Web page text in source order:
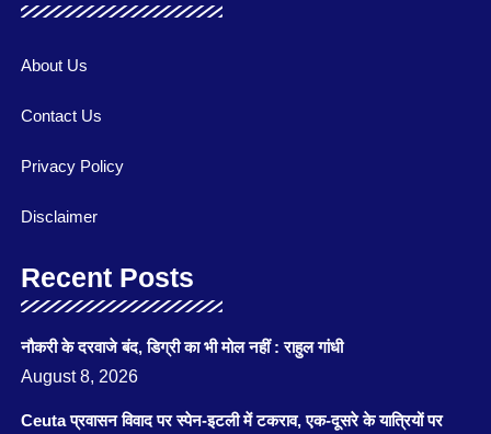
About Us
Contact Us
Privacy Policy
Disclaimer
Recent Posts
नौकरी के दरवाजे बंद, डिग्री का भी मोल नहीं : राहुल गांधी
August 8, 2026
Ceuta प्रवासन विवाद पर स्पेन-इटली में टकराव, एक-दूसरे के यात्रियों पर